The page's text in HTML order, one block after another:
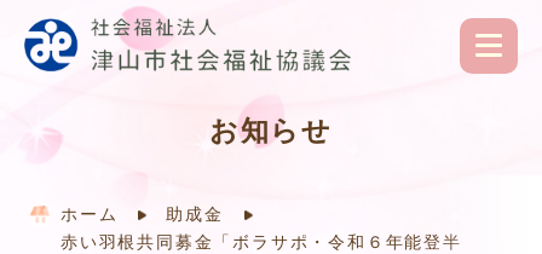
お知らせ
ホーム
助成金
赤い羽根共同募金「ボラサポ・令和６年能登半